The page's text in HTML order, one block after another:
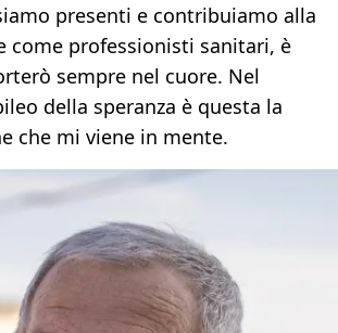
presenti e contribuiamo alla
come professionisti sanitari, è
sempre nel cuore. Nel
della speranza è questa la
che mi viene in mente.